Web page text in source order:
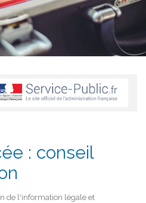
: conseil
de l'information légale et